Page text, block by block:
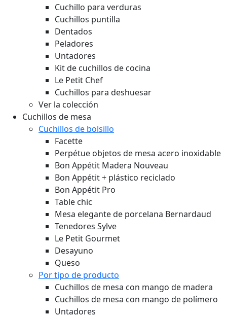
Cuchillo para verduras
Cuchillos puntilla
Dentados
Peladores
Untadores
Kit de cuchillos de cocina
Le Petit Chef
Cuchillos para deshuesar
Ver la colección
Cuchillos de mesa
Cuchillos de bolsillo
Facette
Perpétue objetos de mesa acero inoxidable
Bon Appétit Madera Nouveau
Bon Appétit + plástico reciclado
Bon Appétit Pro
Table chic
Mesa elegante de porcelana Bernardaud
Tenedores Sylve
Le Petit Gourmet
Desayuno
Queso
Por tipo de producto
Cuchillos de mesa con mango de madera
Cuchillos de mesa con mango de polímero
Untadores